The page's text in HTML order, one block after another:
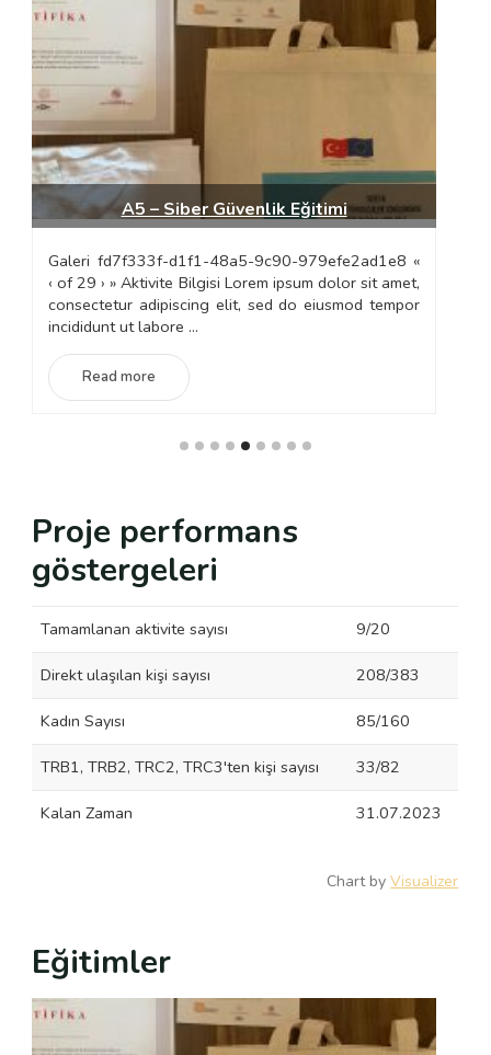
A5 – Siber Güvenlik Eğitimi
Galeri fd7f333f-d1f1-48a5-9c90-979efe2ad1e8 «
‹ of 29 › » Aktivite Bilgisi Lorem ipsum dolor sit amet,
consectetur adipiscing elit, sed do eiusmod tempor
incididunt ut labore ...
Read more
Proje performans
göstergeleri
Tamamlanan aktivite sayısı 9/20
Direkt ulaşılan kişi sayısı 208/383
Kadın Sayısı 85/160
TRB1, TRB2, TRC2, TRC3'ten kişi sayısı 33/82
Kalan Zaman 31.07.2023
Chart byVisualizer
Eğitimler